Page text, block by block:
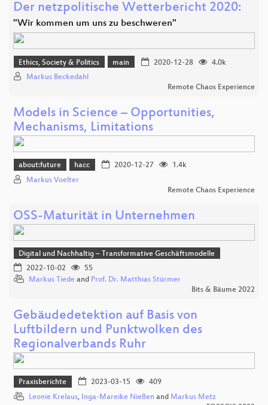
Der netzpolitische Wetterbericht 2020:
"Wir kommen um uns zu beschweren"
Ethics, Society & Politics main 2020-12-28
4.0k
Markus Beckedahl
Remote Chaos Experience
Models in Science – Opportunities,
Mechanisms, Limitations
about:future hacc 2020-12-27
1.4k
Markus Voelter
Remote Chaos Experience
OSS-Maturität in Unternehmen
Digital und Nachhaltig – Transformative Geschäftsmodelle
2022-10-02
55
Markus Tiede and Prof. Dr. Matthias Stürmer
Bits & Bäume 2022
Gebäudedetektion auf Basis von
Luftbildern und Punktwolken des
Regionalverbands Ruhr
Praxisberichte 2023-03-15
409
Leonie Krelaus, Inga-Mareike Nießen and Markus Metz